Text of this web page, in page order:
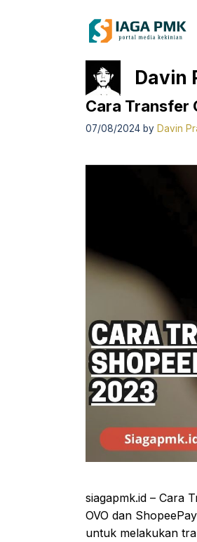
Davin
Cara Transfer
07/08/2024 by Davin
siagapmk.id – Cara
OVO dan
untuk melakukan